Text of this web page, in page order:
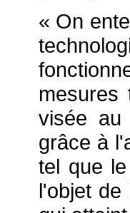
« On
mesures
visée au
grâce à
tel que
l'objet de